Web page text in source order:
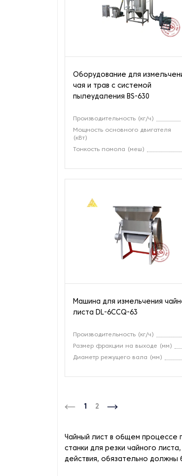
Оборудование для
чая и трав с системой
пылеудаления BS-630
Производительность (кг/ч)
Мощность основного двигателя
(кВт)
Тонкость помола (меш)
Машина для измельчения
листа DL-6CCQ-63
Производительность (кг/ч)
Размер фракции на выходе (мм)
Диаметр режущего вала (мм)
1 2
Чайный лист в общем процессе
станки для резки чайного
действия, обязательно